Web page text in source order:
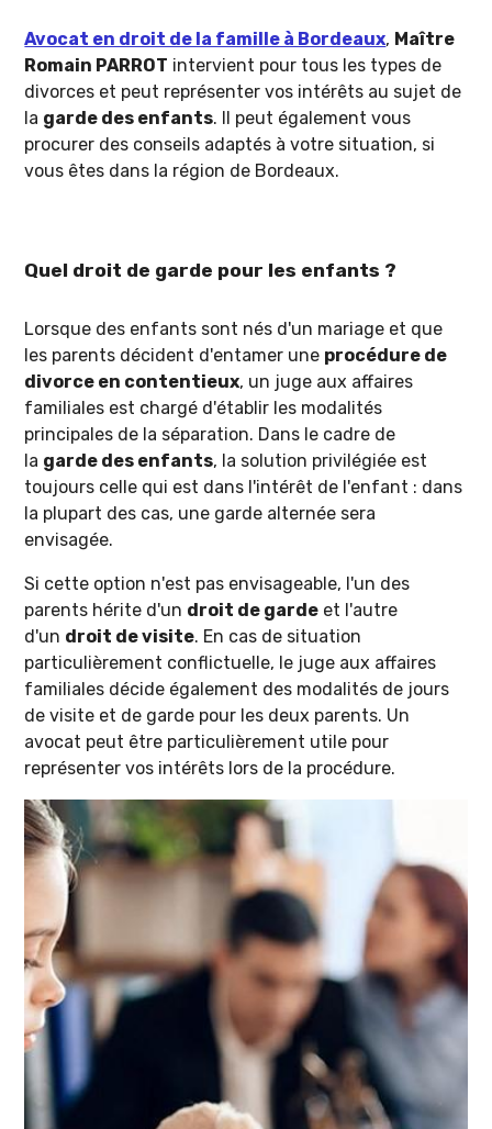
Avocat en droit de la famille à Bordeaux, Maître
Romain PARROT intervient pour tous les types de
divorces et peut représenter vos intérêts au sujet de
la garde des enfants. Il peut également vous
procurer des conseils adaptés à votre situation, si
vous êtes dans la région de Bordeaux.
Quel droit de garde pour les enfants ?
Lorsque des enfants sont nés d'un mariage et que
les parents décident d'entamer une procédure de
divorce en contentieux, un juge aux affaires
familiales est chargé d'établir les modalités
principales de la séparation. Dans le cadre de
la garde des enfants, la solution privilégiée est
toujours celle qui est dans l'intérêt de l'enfant : dans
la plupart des cas, une garde alternée sera
envisagée.
Si cette option n'est pas envisageable, l'un des
parents hérite d'un droit de garde et l'autre
d'un droit de visite. En cas de situation
particulièrement conflictuelle, le juge aux affaires
familiales décide également des modalités de jours
de visite et de garde pour les deux parents. Un
avocat peut être particulièrement utile pour
représenter vos intérêts lors de la procédure.